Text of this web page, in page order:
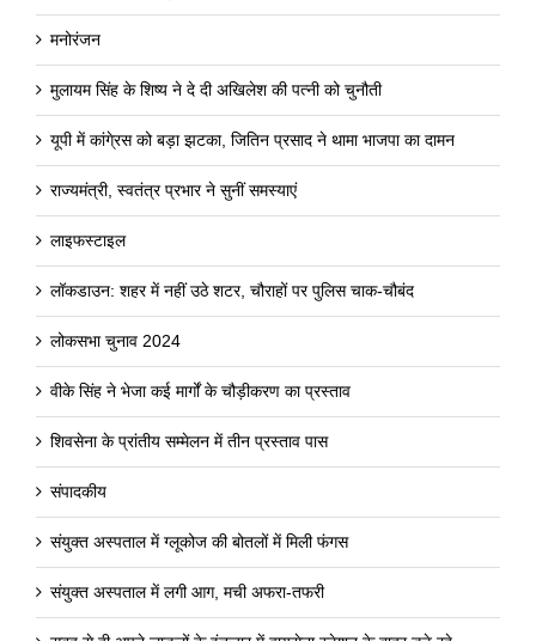
मनोरंजन
मुलायम सिंह के शिष्य ने दे दी अखिलेश की पत्नी को चुनौती
यूपी में कांगे्रस को बड़ा झटका, जितिन प्रसाद ने थामा भाजपा का दामन
राज्यमंत्री, स्वतंत्र प्रभार ने सुनीं समस्याएं
लाइफस्टाइल
लॉकडाउन: शहर में नहीं उठे शटर, चौराहों पर पुलिस चाक-चौबंद
लोकसभा चुनाव 2024
वीके सिंह ने भेजा कई मार्गों के चौड़ीकरण का प्रस्ताव
शिवसेना के प्रांतीय सम्मेलन में तीन प्रस्ताव पास
संपादकीय
संयुक्त अस्पताल में ग्लूकोज की बोतलों में मिली फंगस
संयुक्त अस्पताल में लगी आग, मची अफरा-तफरी